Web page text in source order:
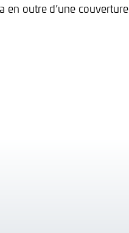
en outre d’une couverture